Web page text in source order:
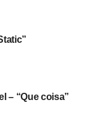
– “Que coisa”